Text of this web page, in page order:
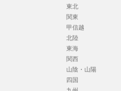
東北
関東
甲信越
北陸
東海
関西
山陰・山陽
四国